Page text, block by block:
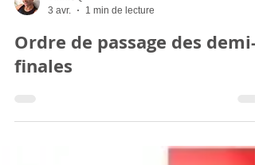
VinnieQ
3 avr.
finales